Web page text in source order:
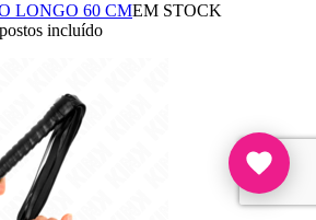
LONGO 60 CMEM STOCK
incluído